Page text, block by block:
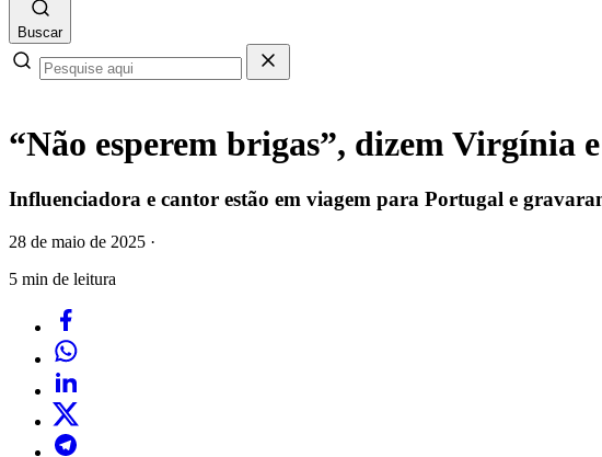
Buscar
“Não esperem brigas”, dizem Virgínia
Influenciadora e cantor estão em viagem para Portugal e
28 de maio de 2025 ·
5 min de leitura